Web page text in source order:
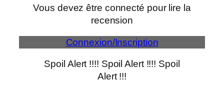
Vous devez être connecté pour lire la
recension
Connexion/Inscription
Spoil Alert !!!! Spoil Alert !!!! Spoil
Alert !!!